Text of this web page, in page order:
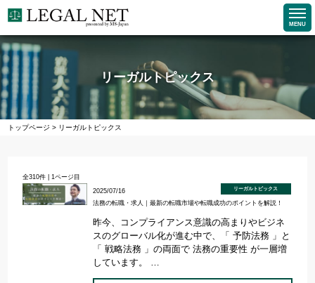
MENU
リーガルトピックス
トップページ > リーガルトピックス
全310件 | 1ページ目
2025/07/16
法務の転職・求人｜最新の転職市場や転職成功のポイントを解説！
リーガルトピックス
昨今、コンプライアンス意識の高まりやビジネ
スのグローバル化が進む中で、「 予防法務 」と
「 戦略法務 」の両面で 法務の重要性 が一層増
しています。 …